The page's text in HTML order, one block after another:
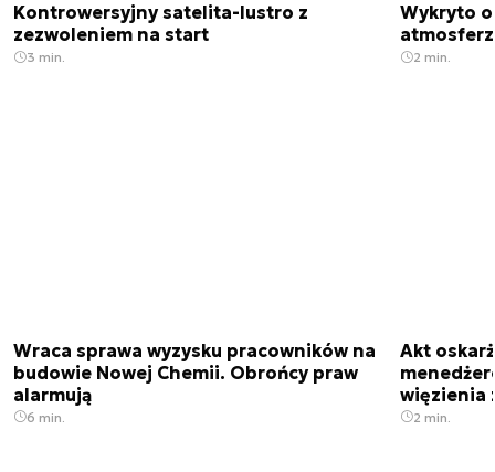
Kontrowersyjny satelita-lustro z
zezwoleniem na start
3 min.
Wykryto
2 min.
Wraca sprawa wyzysku pracowników na
budowie Nowej Chemii. Obrońcy praw
alarmują
6 min.
Akt
więzienia
2 min.